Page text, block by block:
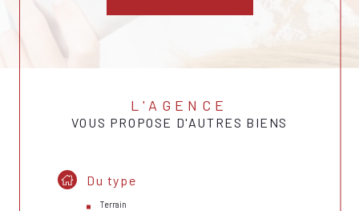
L'AGENCE
VOUS PROPOSE D'AUTRES BIENS
Du type
Terrain